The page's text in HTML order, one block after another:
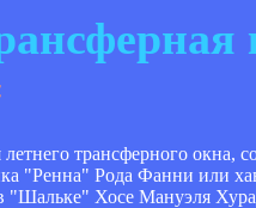
трансферного окна,
"Ренна" Рода Фанни или
Хосе Мануэля